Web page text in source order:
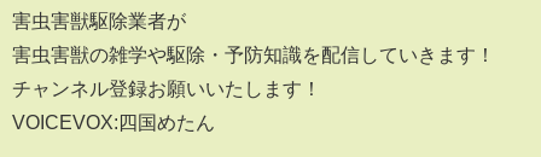
害虫害獣駆除業者が
害虫害獣の雑学や駆除・予防知識を配信していきます！
チャンネル登録お願いいたします！
VOICEVOX:四国めたん